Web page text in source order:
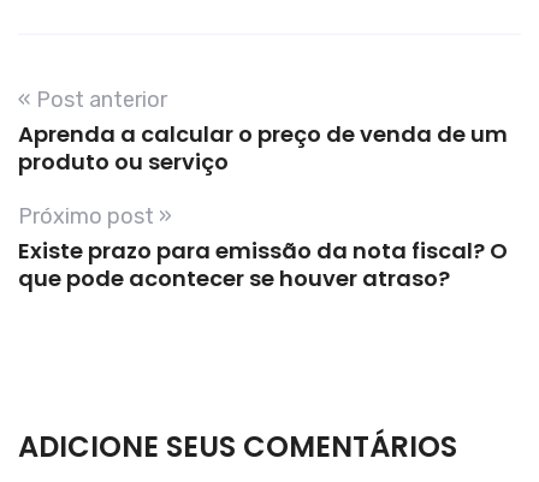
« Post anterior
Aprenda a calcular o preço de venda de um
produto ou serviço
Próximo post »
Existe prazo para emissão da nota fiscal? O
que pode acontecer se houver atraso?
ADICIONE SEUS COMENTÁRIOS